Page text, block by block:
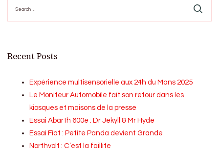
for:
Recent Posts
Expérience multisensorielle aux 24h du Mans 2025
Le Moniteur Automobile fait son retour dans les
kiosques et maisons de la presse
Essai Abarth 600e : Dr Jekyll & Mr Hyde
Essai Fiat : Petite Panda devient Grande
Northvolt : C’est la faillite